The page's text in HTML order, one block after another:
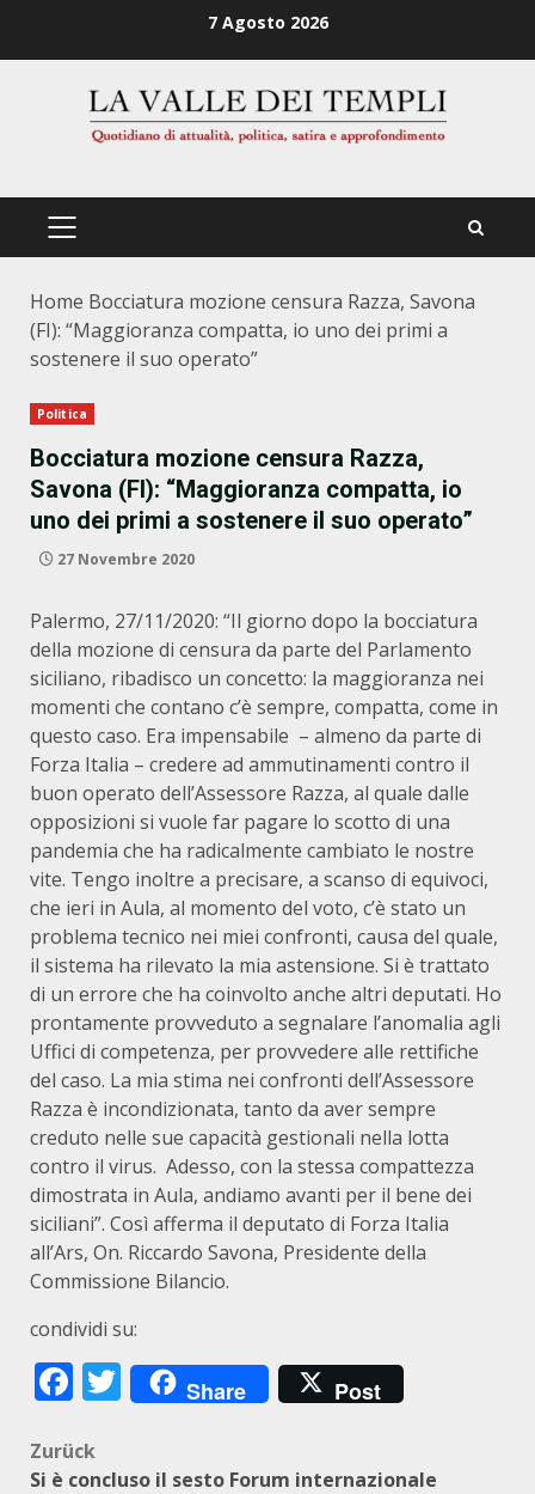
7 Agosto 2026
PRIMÄRES
Home Bocciatura mozione censura Razza, Savona
(FI): “Maggioranza compatta, io uno dei primi a
sostenere il suo operato”
Politica
Bocciatura mozione censura Razza,
Savona (FI): “Maggioranza compatta, io
uno dei primi a sostenere il suo operato”
27 Novembre 2020
Palermo, 27/11/2020: “Il giorno dopo la bocciatura
della mozione di censura da parte del Parlamento
siciliano, ribadisco un concetto: la maggioranza nei
momenti che contano c’è sempre, compatta, come in
questo caso. Era impensabile – almeno da parte di
Forza Italia – credere ad ammutinamenti contro il
buon operato dell’Assessore Razza, al quale dalle
opposizioni si vuole far pagare lo scotto di una
pandemia che ha radicalmente cambiato le nostre
vite. Tengo inoltre a precisare, a scanso di equivoci,
che ieri in Aula, al momento del voto, c’è stato un
problema tecnico nei miei confronti, causa del quale,
il sistema ha rilevato la mia astensione. Si è trattato
di un errore che ha coinvolto anche altri deputati. Ho
prontamente provveduto a segnalare l’anomalia agli
Uffici di competenza, per provvedere alle rettifiche
del caso. La mia stima nei confronti dell’Assessore
Razza è incondizionata, tanto da aver sempre
creduto nelle sue capacità gestionali nella lotta
contro il virus. Adesso, con la stessa compattezza
dimostrata in Aula, andiamo avanti per il bene dei
siciliani”. Così afferma il deputato di Forza Italia
all’Ars, On. Riccardo Savona, Presidente della
Commissione Bilancio.
condividi su:
Facebook
Twitter
Share Post
Beitragsnavigation
Zurück
Si è concluso il sesto Forum internazionale